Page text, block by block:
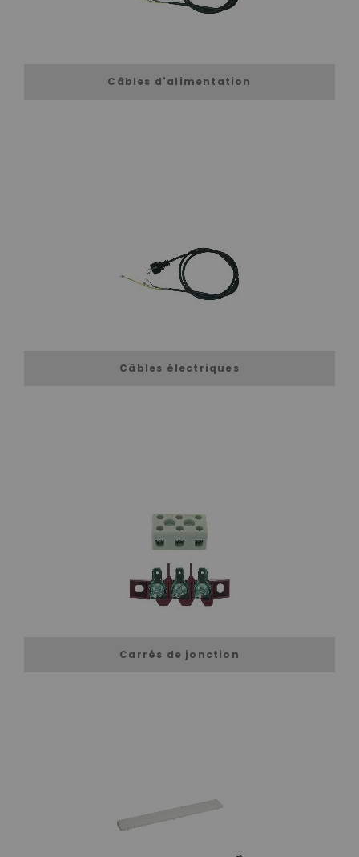
Câbles d'alimentation
Câbles électriques
Carrés de jonction